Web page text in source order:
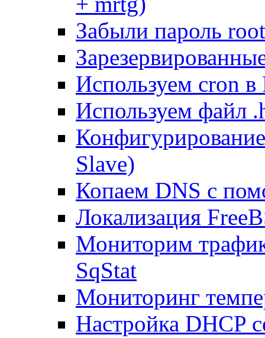
Забыли пароль
Используем cron в
Используем файл
Slave)
Копаем DNS с
Локализация
Мониторим
SqStat
Мониторинг
Настройка DHCP